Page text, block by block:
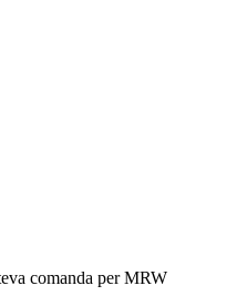
comanda per MRW